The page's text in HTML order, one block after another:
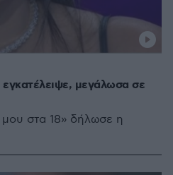
μεγάλωσα σε
στα 18» δήλωσε η